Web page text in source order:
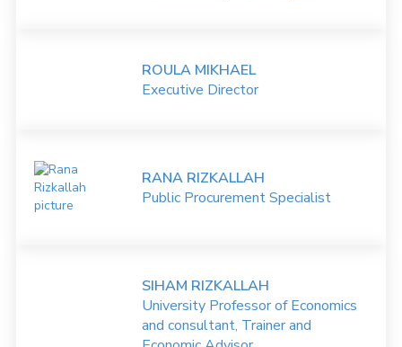
ROULA MIKHAEL
Executive Director
RANA RIZKALLAH
Public Procurement Specialist
SIHAM RIZKALLAH
University Professor of Economics
and consultant, Trainer and